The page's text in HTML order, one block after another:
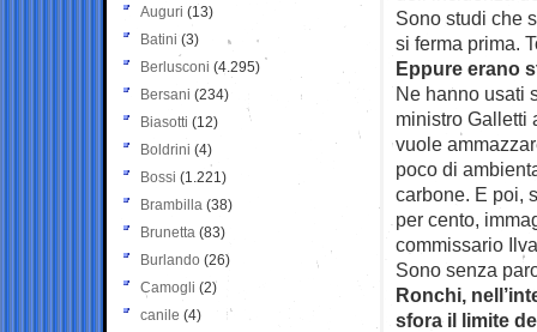
Sono studi che
si ferma prima.
Eppure erano
Ne hanno usati
ministro Galletti
vuole
poco di
carbone. E poi,
per cento,
commissario
Sono senza
Ronchi,
sfora il limite
Auguri (13)
Batini (3)
Berlusconi (4.295)
Bersani (234)
Biasotti (12)
Boldrini (4)
Bossi (1.221)
Brambilla (38)
Brunetta (83)
Burlando (26)
Camogli (2)
canile (4)